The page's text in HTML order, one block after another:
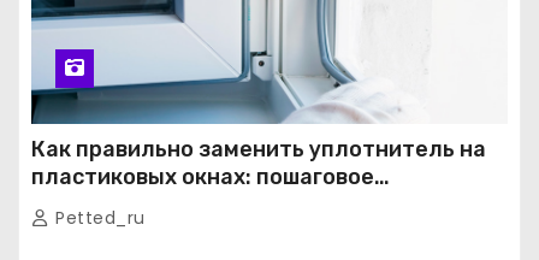
Как правильно заменить уплотнитель на
пластиковых окнах: пошаговое
руководство от экспертов
Petted_ru